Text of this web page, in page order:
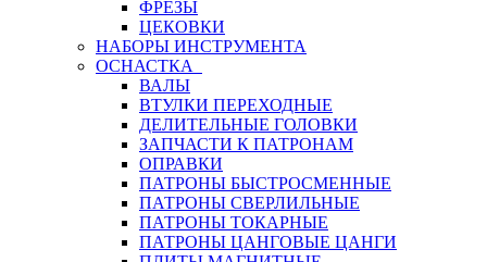
ФРЕЗЫ
ЦЕКОВКИ
НАБОРЫ ИНСТРУМЕНТА
ОСНАСТКА
ВАЛЫ
ВТУЛКИ ПЕРЕХОДНЫЕ
ДЕЛИТЕЛЬНЫЕ ГОЛОВКИ
ЗАПЧАСТИ К ПАТРОНАМ
ОПРАВКИ
ПАТРОНЫ БЫСТРОСМЕННЫЕ
ПАТРОНЫ СВЕРЛИЛЬНЫЕ
ПАТРОНЫ ТОКАРНЫЕ
ПАТРОНЫ ЦАНГОВЫЕ ЦАНГИ